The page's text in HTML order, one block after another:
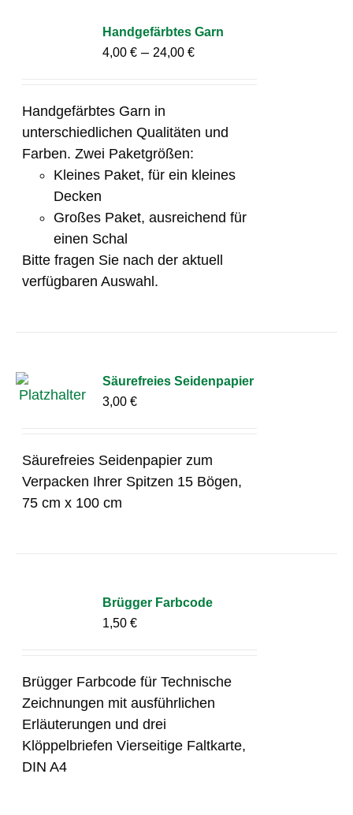
Handgefärbtes Garn
4,00€ – 24,00€
Handgefärbtes Garn in
unterschiedlichen Qualitäten und
Farben. Zwei Paketgrößen:
Kleines Paket, für ein kleines
Decken
Großes Paket, ausreichend für
einen Schal
Bitte fragen Sie nach der aktuell
verfügbaren Auswahl.
Säurefreies Seidenpapier
3,00€
Säurefreies Seidenpapier zum
Verpacken Ihrer Spitzen 15 Bögen,
75 cm x 100 cm
Brügger Farbcode
1,50€
Brügger Farbcode für Technische
Zeichnungen mit ausführlichen
Erläuterungen und drei
Klöppelbriefen Vierseitige Faltkarte,
DIN A4